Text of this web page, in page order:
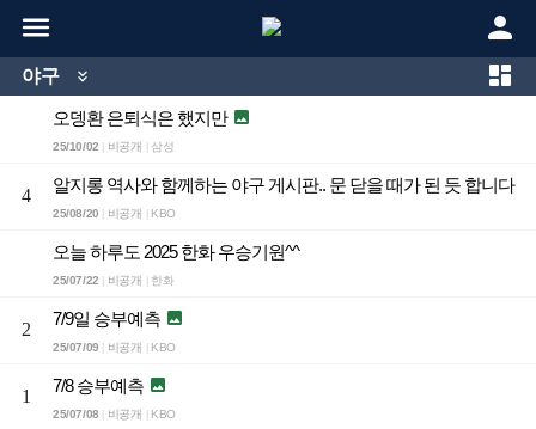
 
야구  
오뎅환 은퇴식은 했지만 
25/10/02 비공개 삼성
4
알지롱 역사와 함께하는 야구 게시판.. 문 닫을 때가 된 듯 합니다
25/08/20 비공개 KBO
오늘 하루도 2025 한화 우승기원^^
25/07/22 비공개 한화
2
7/9일 승부예측 
25/07/09 비공개 KBO
1
7/8 승부예측 
25/07/08 비공개 KBO